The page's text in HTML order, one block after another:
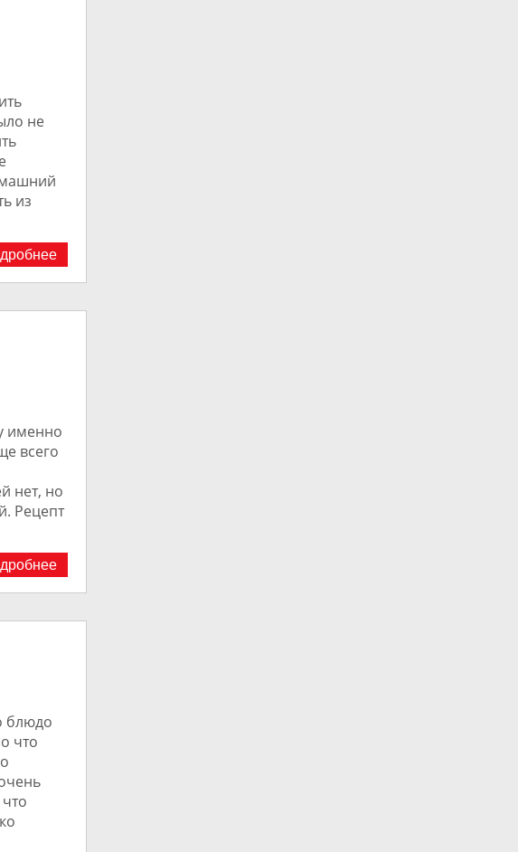
не
из
именно
всего
нет, но
Рецепт
блюдо
что